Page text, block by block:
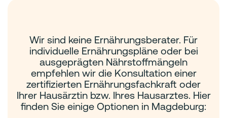
Wir sind keine Ernährungsberater. Für
individuelle Ernährungspläne oder bei
ausgeprägten Nährstoffmängeln
empfehlen wir die Konsultation einer
zertifizierten Ernährungsfachkraft oder
Ihrer Hausärztin bzw. Ihres Hausarztes. Hier
finden Sie einige Optionen in Magdeburg: